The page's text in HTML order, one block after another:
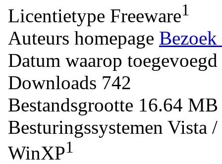
Licentietype Freeware1
Auteurs homepage
Datum waarop toegevoegd
Downloads 742
Bestandsgrootte 16.64
Besturingssystemen Vista
WinXP1